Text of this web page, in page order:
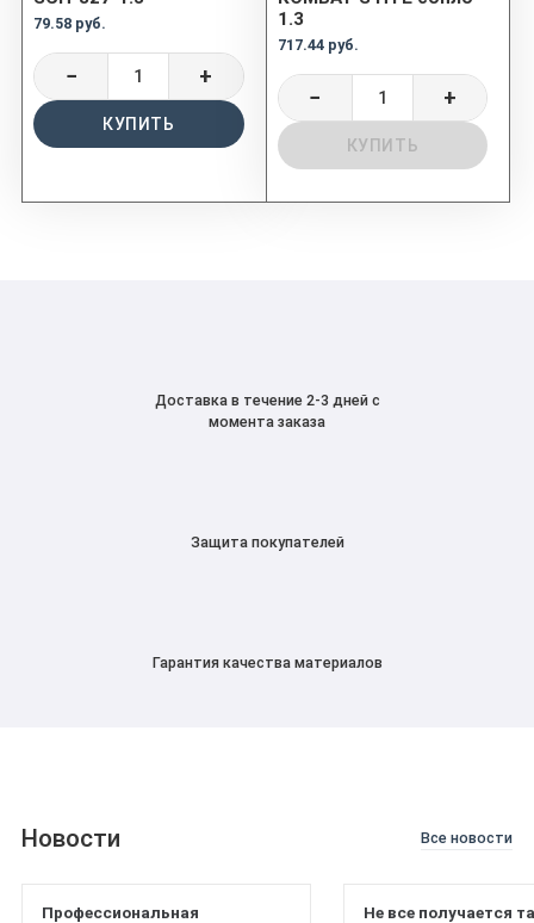
79.58 руб.
− +
КУПИТЬ
1.3
717.44 руб.
− +
КУПИТЬ
Доставка в течение 2-3 дней с
момента заказа
Защита покупателей
Гарантия качества материалов
Новости Все новости
Профессиональная
Не все получается